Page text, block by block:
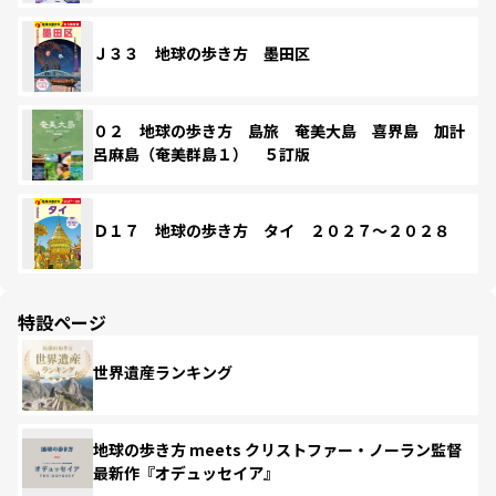
Ｊ３３ 地球の歩き方 墨田区
０２ 地球の歩き方 島旅 奄美大島 喜界島 加計
呂麻島（奄美群島１） ５訂版
Ｄ１７ 地球の歩き方 タイ ２０２７～２０２８
特設ページ
世界遺産ランキング
地球の歩き方 meets クリストファー・ノーラン監督
最新作『オデュッセイア』